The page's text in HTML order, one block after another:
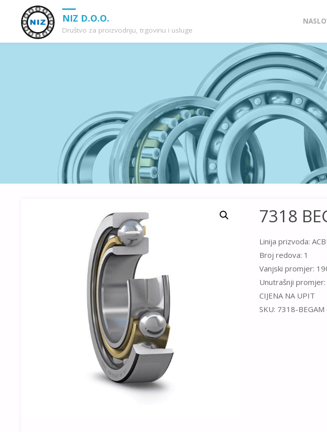
NIZ D.O.O.
Društvo za proizvodnju, trgovinu i usluge
7318
Linija prizvoda:
Broj redova: 1
Vanjski promjer:
Unutrašnji
CIJENA NA UPIT
SKU: 7318-BEGAM